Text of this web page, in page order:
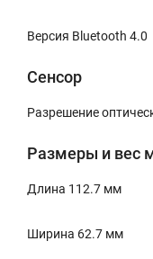
Версия Bluetooth 4.0
Сенсор
Разрешение
Размеры и вес
Длина 112.7 мм
Ширина 62.7 мм